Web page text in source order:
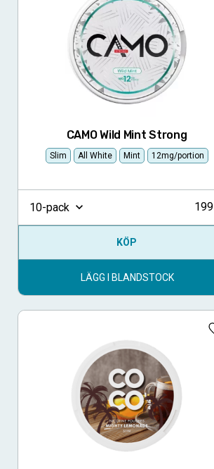
CAMO Wild Mint Strong
Slim All White Mint 12mg/portion
10-pack 199
KÖP
LÄGG I BLANDSTOCK